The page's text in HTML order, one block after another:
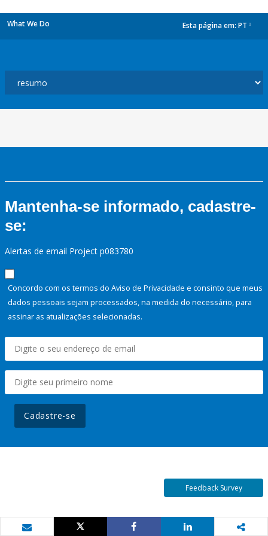
What We Do Esta página em: PT
Mantenha-se informado, cadastre-
se:
Alertas de email Project p083780
Concordo com os termos do Aviso de Privacidade e consinto que meus
dados pessoais sejam processados, na medida do necessário, para
assinar as atualizações selecionadas.
Cadastre-se
Feedback Survey